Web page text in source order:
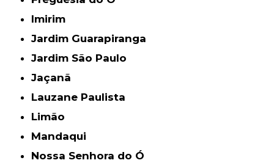
Imirim
Jardim Guarapiranga
Jardim São Paulo
Jaçanã
Lauzane Paulista
Limão
Mandaqui
Nossa Senhora do Ó